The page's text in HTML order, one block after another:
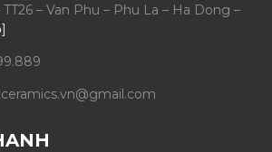
TT26 – Van Phu – Phu La – Ha Dong –